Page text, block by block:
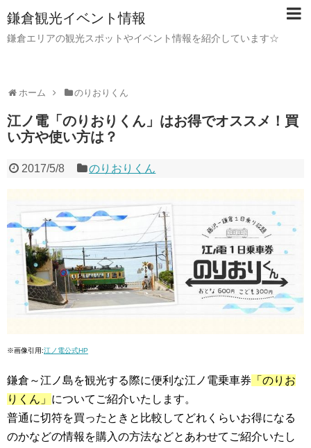
鎌倉観光イベント情報
鎌倉エリアの観光スポットやイベント情報を紹介しています☆
ホーム のりおりくん
江ノ電「のりおりくん」はお得でオススメ！買
い方や使い方は？
2017/5/8 のりおりくん
※画像引用:江ノ電公式HP
鎌倉～江ノ島を観光する際に便利な江ノ電乗車券 「のりお
りくん」 についてご紹介いたします。
普通に切符を買ったときと比較してどれくらいお得になる
のかなどの情報を購入の方法などとあわせてご紹介いたし